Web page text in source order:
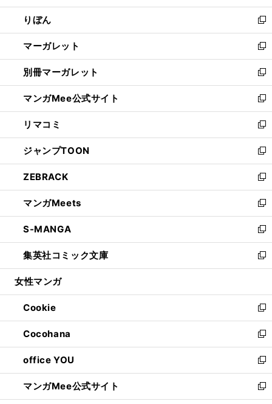
開
く
ウ
で
開
く
ン
ド
ウ
で
開
く
ウ
ィ
ン
ド
ウ
で
開
く
りぼん
新
し
い
ウ
ィ
ン
ド
ウ
で
開
く
マーガレット
新
し
い
ウ
ィ
ン
ド
ウ
で
開
く
別冊マーガレット
新
し
い
ウ
ィ
ン
ド
ウ
で
開
く
マンガMee公式サイト
新
し
い
ウ
ィ
ン
ド
ウ
で
開
く
リマコミ
新
し
い
ウ
ィ
ン
ド
ウ
で
開
く
ジャンプTOON
新
し
い
ウ
ィ
ン
ド
ウ
で
開
ZEBRACK
新
し
い
ウ
ィ
ン
ド
ウ
開
く
マンガMeets
新
し
い
ウ
ィ
ン
ウ
で
開
く
S-MANGA
新
し
い
ウ
ン
ド
ウ
で
開
く
集英社コミック文庫
新
し
ウ
ィ
ン
ド
ウ
で
開
く
女性マンガ
Cookie
新
し
い
ウ
ィ
ン
ド
ウ
Cocohana
新
し
い
ウ
ィ
ン
office YOU
新
し
い
ウ
マンガMee公式サイト
新
し